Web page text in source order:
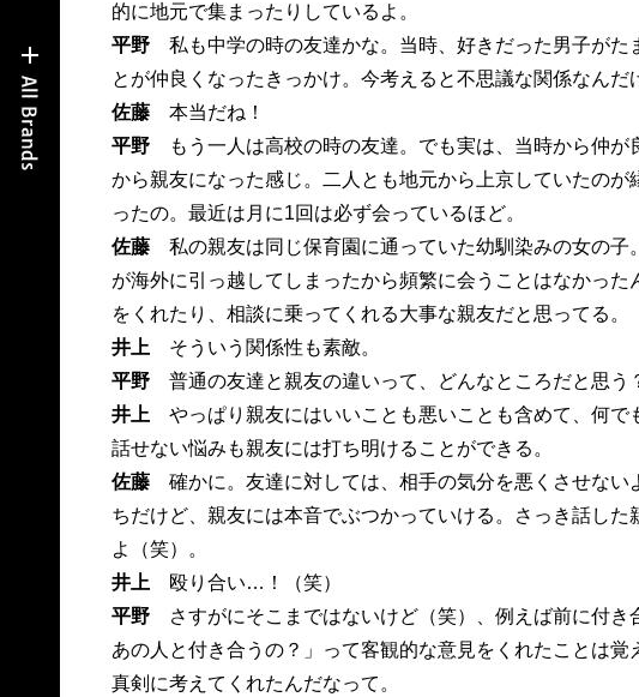
的に地元で集まったりしているよ。
平野 私も中学の時の友達かな。当時、好きだった男子が
とが仲良くなったきっかけ。今考えると不思議な関係なんだ
佐藤 本当だね！
平野
もう一人は高校の時の友達。でも実は、当時から仲
から親友になった感じ。二人とも地元から上京していたの
ったの。最近は月に1回は必ず会っているほど。
佐藤 私の親友は同じ保育園に通っていた幼馴染みの女の
が海外に引っ越してしまったから頻繁に会うことはなかっ
をくれたり、相談に乗ってくれる大事な親友だと思ってる。
井上 そういう関係性も素敵。
平野 普通の友達と親友の違いって、どんなところだと思う
井上 やっぱり親友にはいいことも悪いことも含めて、何
話せない悩みも親友には打ち明けることができる。
佐藤 確かに。友達に対しては、相手の気分を悪くさせな
ちだけど、親友には本音でぶつかっていける。さっき話し
よ（笑）。
井上 殴り合い…！（笑）
平野
さすがにそこまではないけど（笑）、例えば前に付
あの人と付き合うの？」って客観的な意見をくれたことは覚
真剣に考えてくれたんだなって。